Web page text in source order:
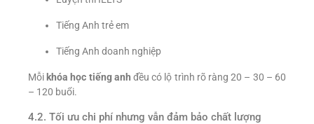
Tiếng Anh trẻ em
Tiếng Anh doanh nghiệp
Mỗikhóa học tiếng anh đều có lộ trình rõ ràng 20 – 30 – 60
– 120 buổi.
4.2. Tối ưu chi phí nhưng vẫn đảm bảo chất lượng